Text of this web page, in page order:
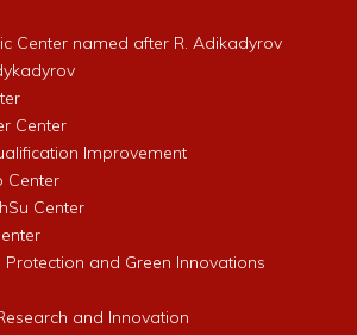
Center named after R. Adikadyrov
Center
Improvement
Center
Center
Protection and Green Innovations
and Innovation